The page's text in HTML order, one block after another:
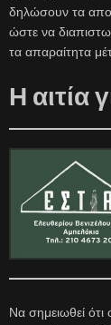
δηλώσουν τα
ώστε να
τα απαραίτητα
Η αιτία
Να σημειωθεί ότι